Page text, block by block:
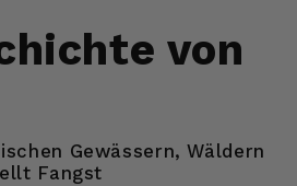
von
Gewässern, Wäldern
Fangst